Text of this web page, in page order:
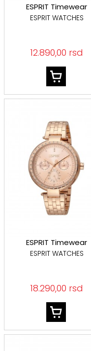
ESPRIT Timewear
ESPRIT WATCHES
12.890,00 rsd
ESPRIT Timewear
ESPRIT WATCHES
18.290,00 rsd